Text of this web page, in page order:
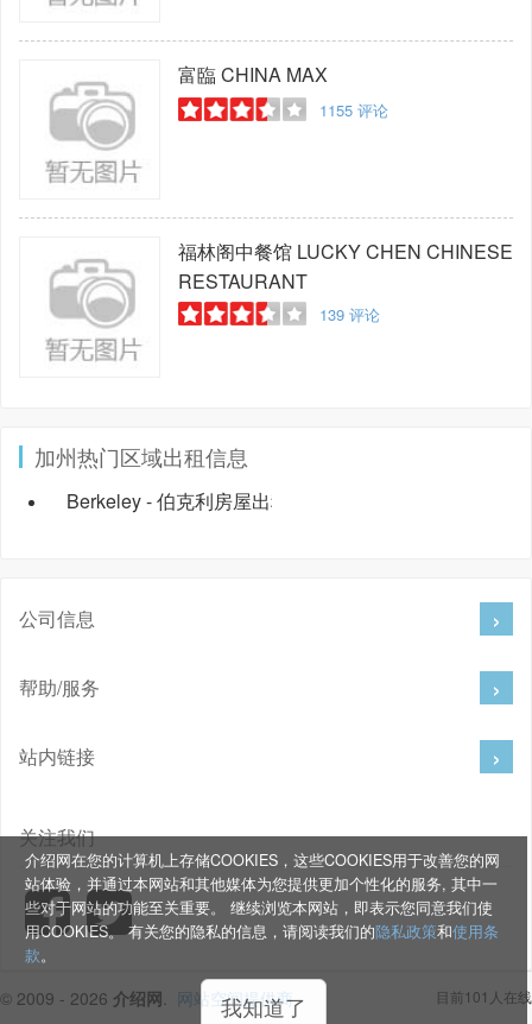
富臨CHINA MAX
1155评论
福林阁中餐馆LUCKY CHEN CHINESE
RESTAURANT
139评论
加州热门区域出租信息
Berkeley - 伯克利房屋出租
介绍网在您的计算机上存储COOKIES，这些COOKIES用于改善您的网
站体验，并通过本网站和其他媒体为您提供更加个性化的服务, 其中一
些对于网站的功能至关重要。 继续浏览本网站，即表示您同意我们使
用COOKIES。 有关您的隐私的信息，请阅读我们的隐私政策和使用条
款。
我知道了
公司信息
帮助/服务
站内链接
关注我们
© 2009 - 2026 介绍网 网站空间提供商 目前101人在线